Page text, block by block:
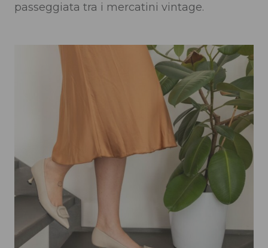
passeggiata tra i mercatini vintage.